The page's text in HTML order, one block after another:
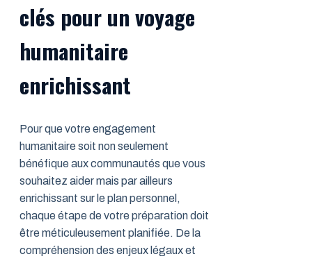
clés pour un voyage
humanitaire
enrichissant
Pour que votre engagement
humanitaire soit non seulement
bénéfique aux communautés que vous
souhaitez aider mais par ailleurs
enrichissant sur le plan personnel,
chaque étape de votre préparation doit
être méticuleusement planifiée. De la
compréhension des enjeux légaux et